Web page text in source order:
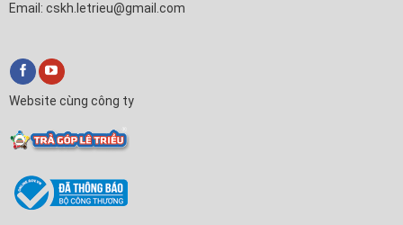
Email: cskh.letrieu@gmail.com
Website cùng công ty